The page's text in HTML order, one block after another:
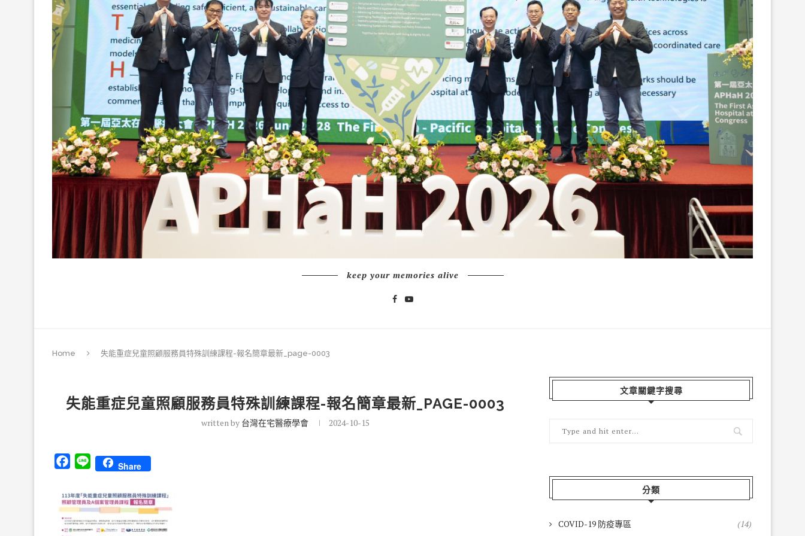
keep your memories alive
Home 失能重症兒童照顧服務員特殊訓練課程-報名簡章最新_page-0003
失能重症兒童照顧服務員特殊訓練課程-報名簡章最新_PAGE-0003
written by 台灣在宅醫療學會 2024-10-15
Facebook
Line Share
文章關鍵字搜尋
分類
COVID-19 防疫專區 (14)